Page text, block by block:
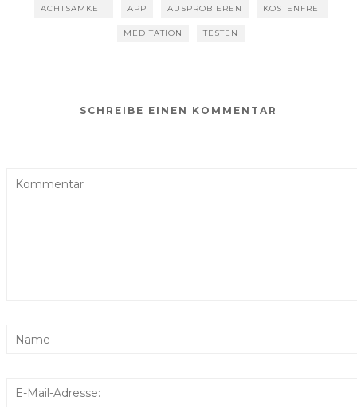
ACHTSAMKEIT APP AUSPROBIEREN KOSTENFREI
MEDITATION TESTEN
SCHREIBE EINEN KOMMENTAR